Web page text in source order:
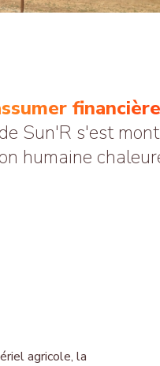
Sun'R s'est
humaine
agricole, la